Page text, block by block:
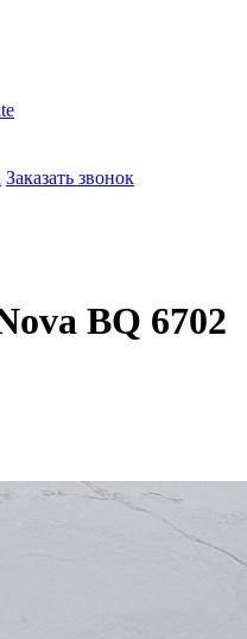
Заказать звонок
BQ 6702